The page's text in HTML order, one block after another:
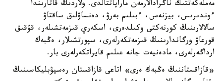
مەملەكەتتىك ناگرادالارمەن ماراپاتتالدى. ولاردىڭ قاتارىندا
ءوندىرىس، بيزنەس، ءبىلىم بەرۋ، دەنساۋلىق ساقتاۋ
سالالارىنىڭ كورنەكتى وكىلدەرى، اسكەري قىزمەتشىلەر، قۇقىق
قورعاۋ ورگاندارىنىڭ قىزمەتكەرلەرى، سپورتشىلار، ەڭبەك
ارداگەرلەرى، مادەنيەت جانە عىلىم قايراتكەرلەرى بار.
«قازاقستاننىڭ ەڭبەك ەرى» اتاعى قازاقستان رەسپۋبليكاسىنىڭ